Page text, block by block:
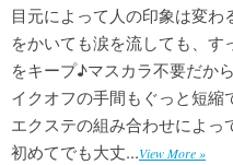
目元によって人の印象は変
をかいても涙を流しても、
をキープ♪マスカラ不要だか
イクオフの手間もぐっと短縮
エクステの組み合わせによっ
初めてでも大丈...View More »